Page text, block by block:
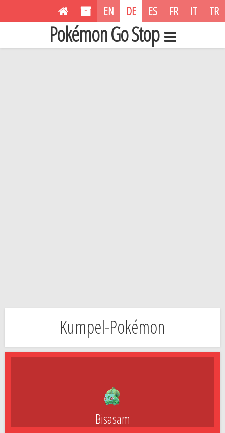
EN DE ES FR IT TR
Pokémon Go Stop
Kumpel-Pokémon
Bisasam